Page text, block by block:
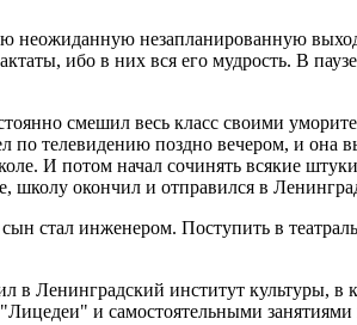
неожиданную незапланированную
ибо в них вся его мудрость. В
смешил весь класс своими
телевидению поздно вечером, и она
И потом начал сочинять всякие
школу окончил и отправился в
стал инженером. Поступить в
в Ленинградский институт культуры,
и самостоятельными